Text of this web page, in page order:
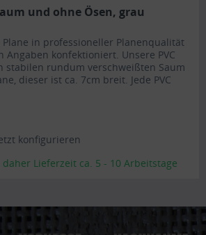
und ohne Ösen, grau
Plane in professioneller Planenqualität
Angaben konfektioniert. Unsere PVC
stabilen rundum verschweißten Saum
dieser ist ca. 7cm breit. Jede PVC
somit beständig...
konfigurieren
Lieferzeit ca. 5 - 10 Arbeitstage